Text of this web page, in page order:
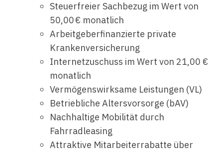
Steuerfreier Sachbezug im Wert von
50,00 € monatlich
Arbeitgeberfinanzierte private
Krankenversicherung
Internetzuschuss im Wert von 21,00 €
monatlich
Vermögenswirksame Leistungen (VL)
Betriebliche Altersvorsorge (bAV)
Nachhaltige Mobilität durch
Fahrradleasing
Attraktive Mitarbeiterrabatte über